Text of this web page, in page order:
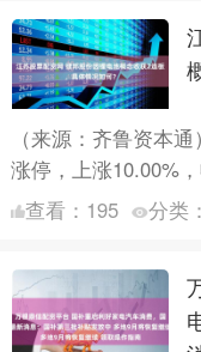
（来源：齐鲁资本
涨停，上涨10.00%
亿元。市场信息来
查看： 195 分类：